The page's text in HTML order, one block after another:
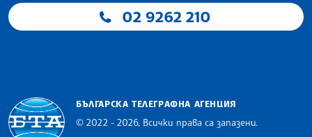
02 9262 210
БЪЛГАРСКА ТЕЛЕГРАФНА АГЕНЦИЯ
© 2022 - 2026, Всички права са запазени.